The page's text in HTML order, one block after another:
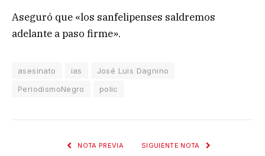
Aseguró que «los sanfelipenses saldremos
adelante a paso firme».
asesinato ias
José Luis Dagnino
PeriodismoNegro
polic
NOTA PREVIA SIGUIENTE NOTA